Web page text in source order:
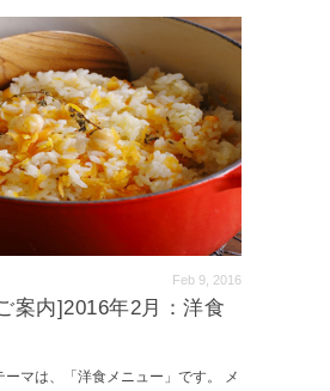
Feb 9, 2016
案内]2016年2月：洋食
マは、「洋食メニュー」です。 メ